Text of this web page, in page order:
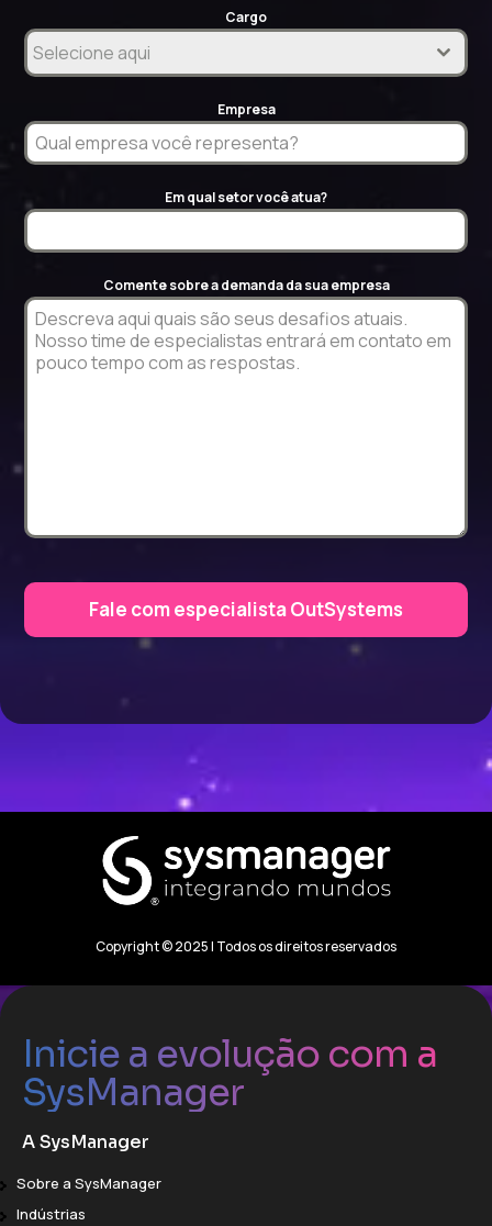
Cargo
Selecione aqui
Empresa
Em qual setor você atua?
Comente sobre a demanda da sua empresa
Fale com especialista OutSystems
Copyright © 2025 | Todos os direitos reservados
Inicie a evolução com a
SysManager
A SysManager
Sobre a SysManager
Indústrias